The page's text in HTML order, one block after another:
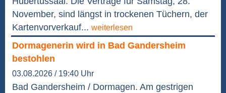
November, sind längst in trockenen Tüchern, der
Kartenvorverkauf... weiterlesen
Dormagenerin wird in Bad Gandersheim
bestohlen
03.08.2026 / 19:40 Uhr
Bad Gandersheim / Dormagen. Am gestrigen